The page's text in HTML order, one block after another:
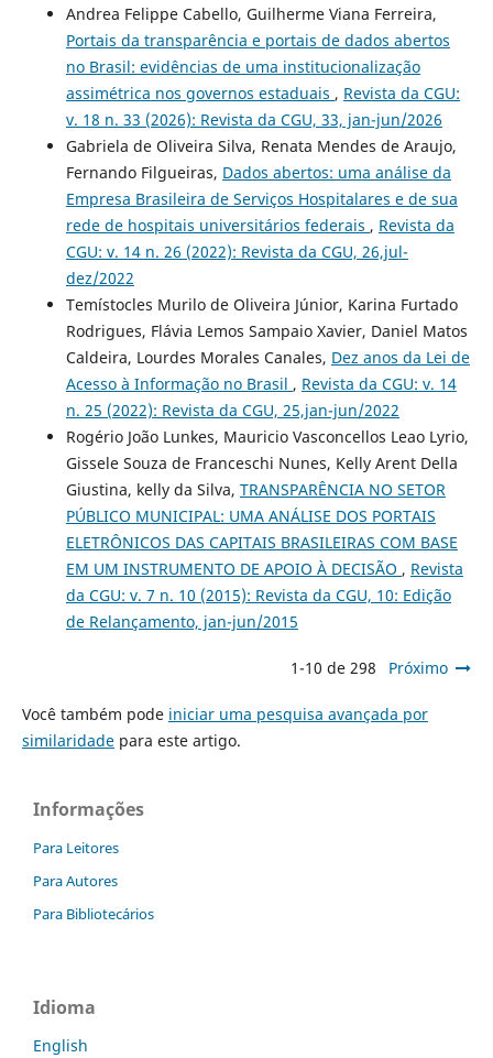
Andrea Felippe Cabello, Guilherme Viana Ferreira,
Portais da transparência e portais de dados abertos
no Brasil: evidências de uma institucionalização
assimétrica nos governos estaduais , Revista da CGU:
v. 18 n. 33 (2026): Revista da CGU, 33, jan-jun/2026
Gabriela de Oliveira Silva, Renata Mendes de Araujo,
Fernando Filgueiras, Dados abertos: uma análise da
Empresa Brasileira de Serviços Hospitalares e de sua
rede de hospitais universitários federais , Revista da
CGU: v. 14 n. 26 (2022): Revista da CGU, 26,jul-
dez/2022
Temístocles Murilo de Oliveira Júnior, Karina Furtado
Rodrigues, Flávia Lemos Sampaio Xavier, Daniel Matos
Caldeira, Lourdes Morales Canales, Dez anos da Lei de
Acesso à Informação no Brasil , Revista da CGU: v. 14
n. 25 (2022): Revista da CGU, 25,jan-jun/2022
Rogério João Lunkes, Mauricio Vasconcellos Leao Lyrio,
Gissele Souza de Franceschi Nunes, Kelly Arent Della
Giustina, kelly da Silva, TRANSPARÊNCIA NO SETOR
PÚBLICO MUNICIPAL: UMA ANÁLISE DOS PORTAIS
ELETRÔNICOS DAS CAPITAIS BRASILEIRAS COM BASE
EM UM INSTRUMENTO DE APOIO À DECISÃO , Revista
da CGU: v. 7 n. 10 (2015): Revista da CGU, 10: Edição
de Relançamento, jan-jun/2015
1-10 de 298 Próximo
Você também pode iniciar uma pesquisa avançada por
similaridadepara este artigo.
Informações
Para Leitores
Para Autores
Para Bibliotecários
Idioma
English